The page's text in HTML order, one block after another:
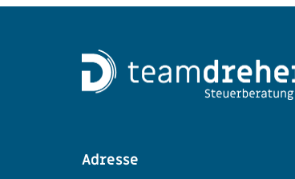
Adresse